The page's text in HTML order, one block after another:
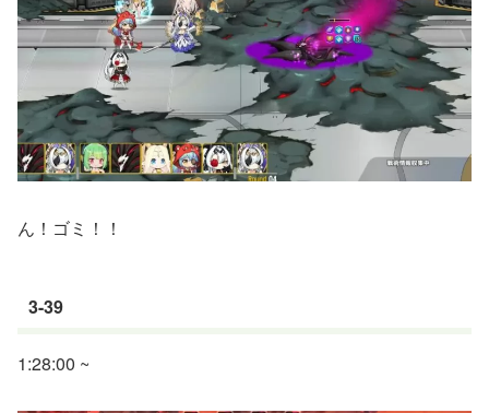
ん！ゴミ！！
3-39
1:28:00 ~